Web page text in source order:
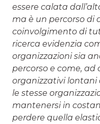
essere calata
ma è un percorso di
coinvolgimento di
ricerca evidenzia
organizzazioni sia
percorso e come,
organizzativi lontani
le stesse
mantenersi in
perdere quella